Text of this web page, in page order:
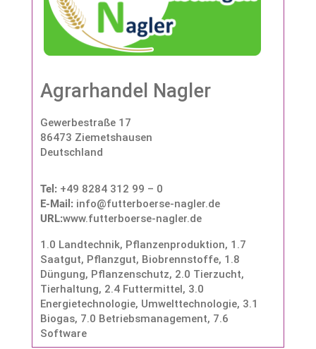
Agrarhandel Nagler
Gewerbestraße 17
86473 Ziemetshausen
Deutschland
Tel: +49 8284 312 99 – 0
E-Mail: info@futterboerse-nagler.de
URL:www.futterboerse-nagler.de
1.0 Landtechnik, Pflanzenproduktion, 1.7
Saatgut, Pflanzgut, Biobrennstoffe, 1.8
Düngung, Pflanzenschutz, 2.0 Tierzucht,
Tierhaltung, 2.4 Futtermittel, 3.0
Energietechnologie, Umwelttechnologie, 3.1
Biogas, 7.0 Betriebsmanagement, 7.6
Software